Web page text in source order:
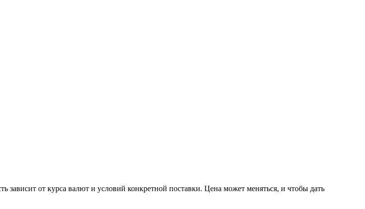
от курса валют и условий конкретной поставки. Цена может меняться, и чтобы дать